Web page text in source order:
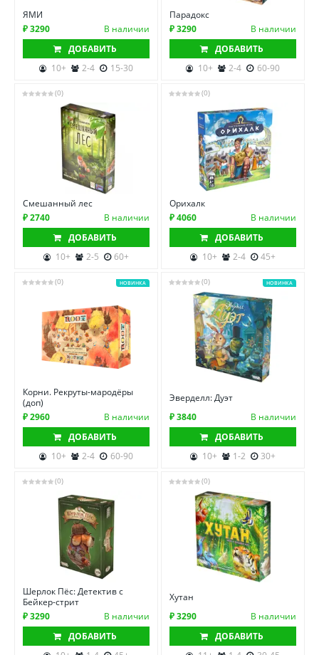
ЯМИ
₽ 3290
В наличии
ДОБАВИТЬ
10+
2-4 15-30
Парадокс
₽ 3290
В наличии
ДОБАВИТЬ
10+
2-4 60-90
(0)
Смешанный лес
₽ 2740
В наличии
ДОБАВИТЬ
10+
2-5 60+
(0)
Орихалк
₽ 4060
В наличии
ДОБАВИТЬ
10+
2-4 45+
(0) НОВИНКА
Корни. Рекруты-мародёры
(доп)
₽ 2960
В наличии
ДОБАВИТЬ
10+
2-4 60-90
(0) НОВИНКА
Эверделл: Дуэт
₽ 3840
В наличии
ДОБАВИТЬ
10+
1-2 30+
(0)
Шерлок Пёс: Детектив с
Бейкер-стрит
₽ 3290
В наличии
ДОБАВИТЬ
(0)
Хутан
₽ 3290
В наличии
ДОБАВИТЬ